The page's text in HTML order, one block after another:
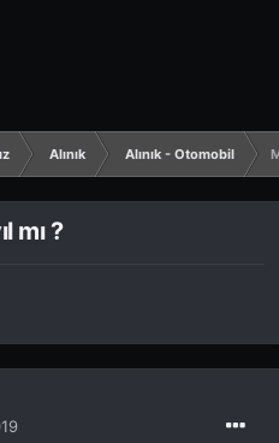
Alınık Alınık - Otomobil
mı ?